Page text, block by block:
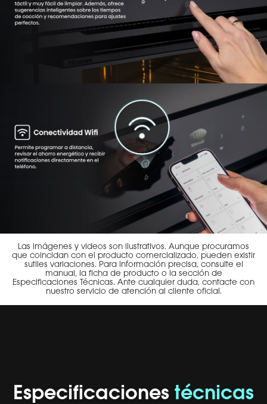
Las imágenes y videos son ilustrativos. Aunque procuramos
que coincidan con el producto comercializado, pueden existir
sutiles variaciones. Para información precisa, consulte el
manual, la ficha de producto o la sección de
Especificaciones Técnicas. Ante cualquier duda, contacte con
nuestro servicio de atención al cliente oficial.
Especificaciones técnicas